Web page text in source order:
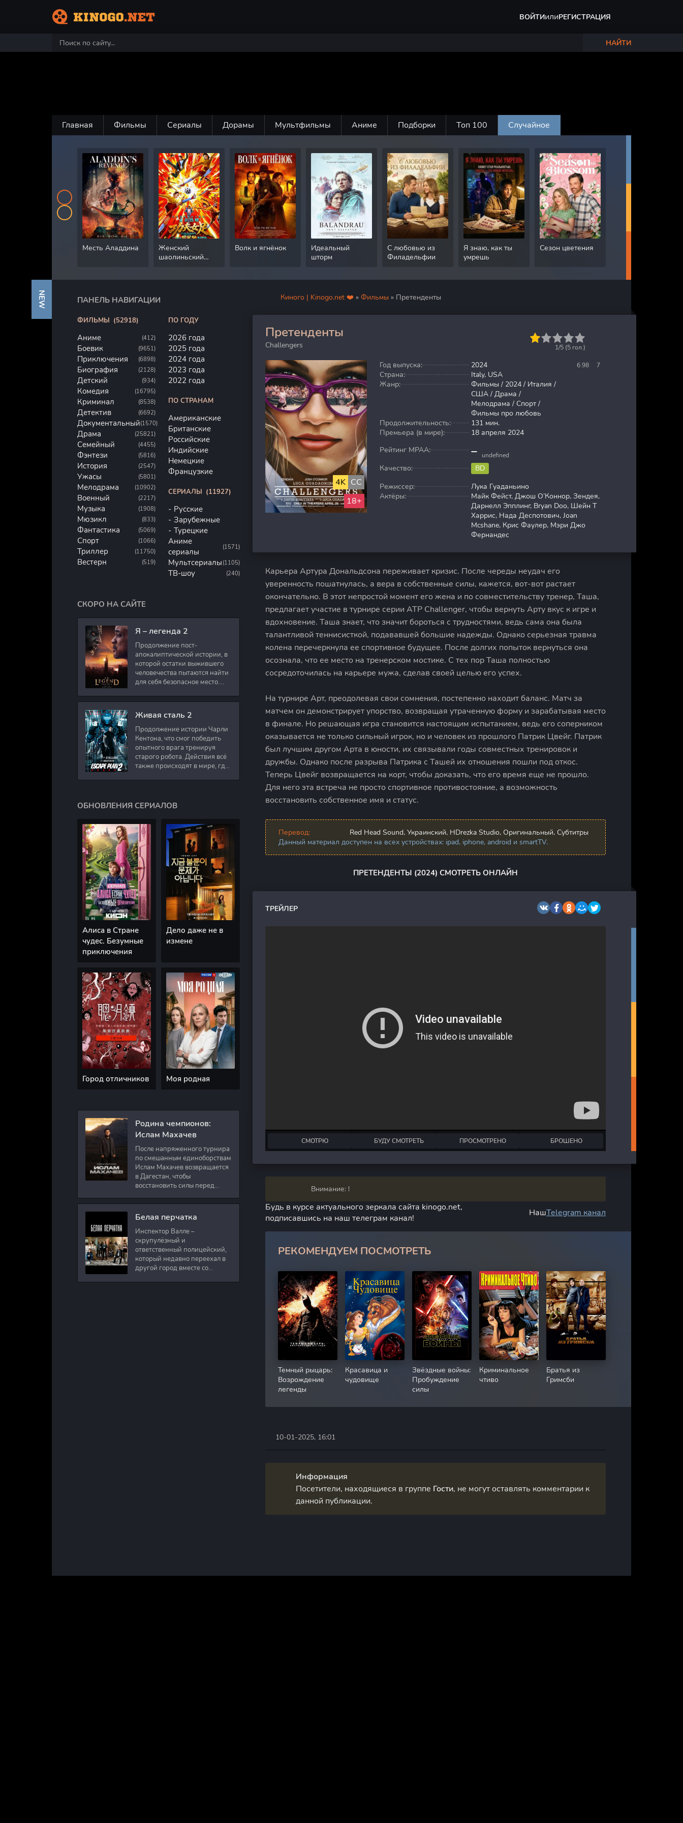
ВОЙТИилиРЕГИСТРАЦИЯ
НАЙТИ
Главная Фильмы Сериалы Дорамы Мультфильмы Аниме Подборки Топ 100 Случайное
Месть Аладдина
Женский
шаолиньский
Волк и ягнёнок
Идеальный
шторм
С любовью из
Филадельфии
Я знаю, как ты
умрешь
Сезон цветения
Киного | Kinogo.net ❤️ » Фильмы » Претенденты
Претенденты
Challengers
6.98 7
1/5 (5 гол.)
4K CC
18+
Год выпуска:
2024
Страна:
Italy, USA
Жанр:
Фильмы / 2024 / Италия /
США / Драма /
Мелодрама / Спорт /
Фильмы про любовь
Продолжительность:
131 мин.
Премьера (в мире):
18 апреля 2024
Рейтинг MPAA:
undefined
Качество:
BD
Режиссер:
Лука Гуаданьино
Актёры:
Майк Фейст, Джош О’Коннор, Зендея,
Дарнелл Эпплинг, Bryan Doo, Шейн Т
Харрис, Нада Деспотович, Joan
Mcshane, Крис Фаулер, Мэри Джо
Фернандес
Карьера Артура Дональдсона переживает кризис. После череды неудач его
уверенность пошатнулась, а вера в собственные силы, кажется, вот-вот растает
окончательно. В этот непростой момент его жена и по совместительству тренер, Таша,
предлагает участие в турнире серии ATP Challenger, чтобы вернуть Арту вкус к игре и
вдохновение. Таша знает, что значит бороться с трудностями, ведь сама она была
талантливой теннисисткой, подававшей большие надежды. Однако серьезная травма
колена перечеркнула ее спортивное будущее. После долгих попыток вернуться она
осознала, что ее место на тренерском мостике. С тех пор Таша полностью
сосредоточилась на карьере мужа, сделав своей целью его успех.
На турнире Арт, преодолевая свои сомнения, постепенно находит баланс. Матч за
матчем он демонстрирует упорство, возвращая утраченную форму и зарабатывая место
в финале. Но решающая игра становится настоящим испытанием, ведь его соперником
оказывается не только сильный игрок, но и человек из прошлого Патрик Цвейг. Патрик
был лучшим другом Арта в юности, их связывали годы совместных тренировок и
дружбы. Однако после разрыва Патрика с Ташей их отношения пошли под откос.
Теперь Цвейг возвращается на корт, чтобы доказать, что его время еще не прошло.
Для него эта встреча не просто спортивное противостояние, а возможность
восстановить собственное имя и статус.
Перевод:
Red Head Sound, Украинский, HDrezka Studio, Оригинальный, Субтитры
Данный материал доступен на всех устройствах: ipad, iphone, android и smartTV.
ПРЕТЕНДЕНТЫ (2024) СМОТРЕТЬ ОНЛАЙН
ТРЕЙЛЕР
СМОТРЮ БУДУ СМОТРЕТЬ ПРОСМОТРЕНО БРОШЕНО
Внимание: !
Будь в курсе актуального зеркала сайта kinogo.net,
подписавшись на наш телеграм канал!
НашTelegram канал
РЕКОМЕНДУЕМ ПОСМОТРЕТЬ
Темный рыцарь:
Возрождение
легенды
Красавица и
чудовище
Звёздные войны:
Пробуждение
силы
Криминальное
чтиво
Братья из
Гримсби
10-01-2025, 16:01
Информация
Посетители, находящиеся в группе Гости, не могут оставлять комментарии к
данной публикации.
ПАНЕЛЬ НАВИГАЦИИ
NEW
ФИЛЬМЫ (52918)
Аниме (412)
Боевик (9651)
Приключения (6898)
Биография (2128)
Детский (934)
Комедия (16795)
Криминал (8538)
Детектив (6692)
Документальный(1570)
Драма (25821)
Семейный (4455)
Фэнтези (5816)
История (2547)
Ужасы (5801)
Мелодрама (10902)
Военный (2217)
Музыка (1908)
Мюзикл (833)
Фантастика (5069)
Спорт (1066)
Триллер (11750)
Вестерн (519)
ПО ГОДУ
2026 года
2025 года
2024 года
2023 года
2022 года
ПО СТРАНАМ
Американские
Британские
Российские
Индийские
Немецкие
Французкие
СЕРИАЛЫ (11927)
Русские
Зарубежные
Турецкие
Аниме
сериалы
(1571)
Мультсериалы (1105)
ТВ-шоу (240)
СКОРО НА САЙТЕ
Я – легенда 2
Продолжение пост-
апокалиптической истории, в
которой остатки выжившего
человечества пытаются найти
для себя безопасное место.
работал в медицинском
Живая сталь 2
Продолжение истории Чарли
Кентона, что смог победить
опытного врага тренируя
старого робота. Действия всё
также происходят в мире, где
ОБНОВЛЕНИЯ СЕРИАЛОВ
Алиса в Стране
чудес. Безумные
приключения
Дело даже не в
измене
Город отличников Моя родная
Родина чемпионов:
Ислам Махачев
После напряженного турнира
по смешанным единоборствам
Ислам Махачев возвращается
в Дагестан, чтобы
восстановить силы перед
Вместе с ним приезжают
оператор и интервьюер,
Белая перчатка
Инспектор Валле –
скрупулёзный и
ответственный полицейский,
который недавно переехал в
другой город вместе со